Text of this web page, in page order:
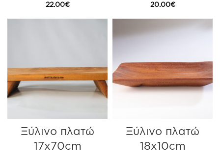
22.00€ 20.00€
Ξύλινο πλατώ
17x70cm
Ξύλινο πλατώ
18x10cm